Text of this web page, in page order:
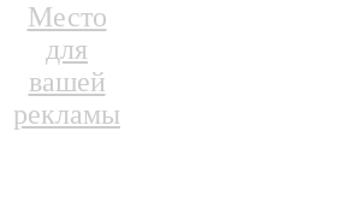
Место
для
вашей
рекламы